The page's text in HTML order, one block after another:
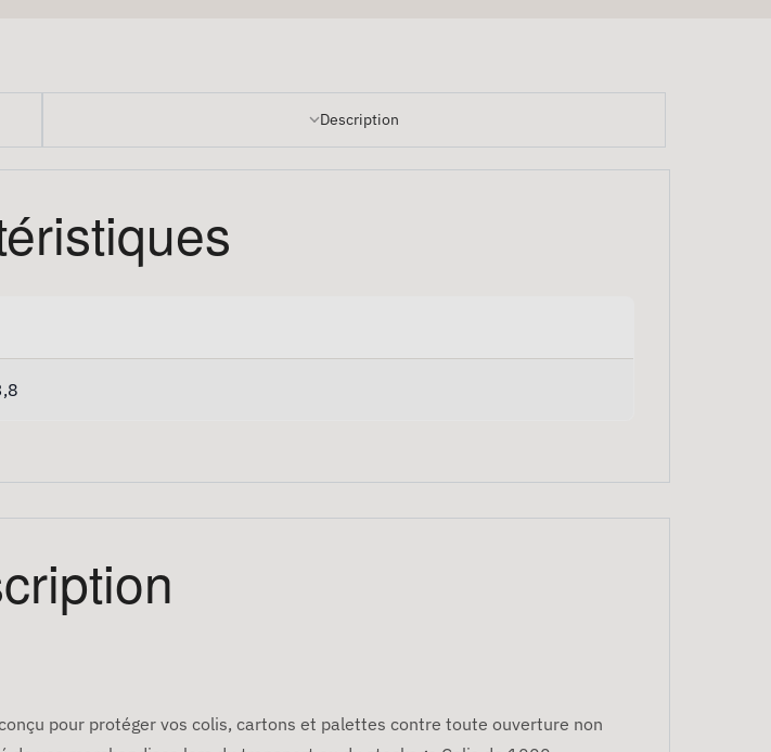
Description
pour protéger vos colis, cartons et palettes contre toute ouverture non